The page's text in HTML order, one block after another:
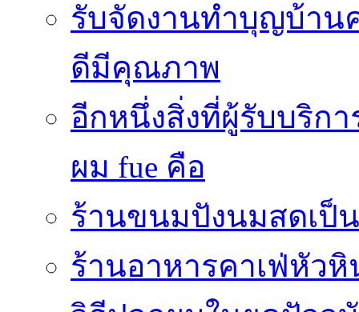
รับจัดงานทำบุญบ้าน
ดีมีคุณภาพ
อีกหนึ่งสิ่งที่ผู้รับบริก
ผม fue คือ
ร้านขนมปังนมสดเป็
ร้านอาหารคาเฟ่หัว